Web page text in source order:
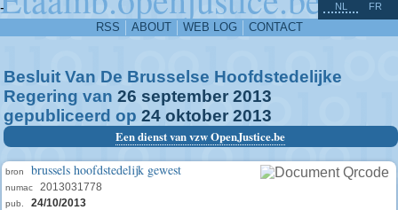
-
RSS ABOUT WEB LOG CONTACT
NL FR
Besluit Van De Brusselse Hoofdstedelijke
Regering van 26 september 2013
gepubliceerd op 24 oktober 2013
Een dienst van vzw OpenJustice.be
bron brussels hoofdstedelijk gewest
numac 2013031778
pub. 24/10/2013
^